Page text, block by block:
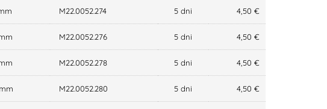
M22.0052.274 5 dni 4,50 €
M22.0052.276 5 dni 4,50 €
M22.0052.278 5 dni 4,50 €
M22.0052.280 5 dni 4,50 €